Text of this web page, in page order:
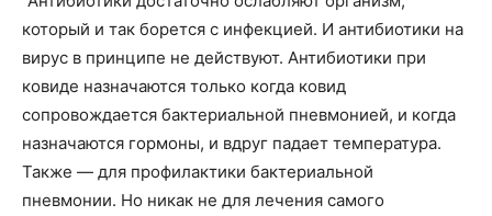
который и так борется с инфекцией. И антибиотики на
вирус в принципе не действуют. Антибиотики при
ковиде назначаются только когда ковид
сопровождается бактериальной пневмонией, и когда
назначаются гормоны, и вдруг падает температура.
Также — для профилактики бактериальной
пневмонии. Но никак не для лечения самого